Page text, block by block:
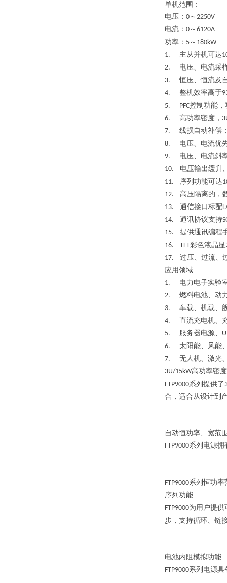
单机范围：
电压： 0 ～ 2250V
电流： 0 ～ 6120A
功率： 5 ～ 180kW
1. 主从并机可达
2. 电压、电流采
3.恒压、恒流及
4. 整机效率高于
5. PFC控制功能，
6. 高功率密度，
7. 线损自动补偿
8. 电压、电流优
9. 电压、电流斜
10. 电压输出缓升
11. 序列功能可达
12. 高压隔离的，
13. 通信接口标配
14. 通讯协议支持
15. 提供通讯编程
16. TFT彩色液晶
17. 过压、过流、
应用领域
1. 电力电子实验
2. 燃料电池、动
3. 车载、机载、
4. 直流充电机、
5. 服务器电源、
6. 太阳能、风能
7. 无人机、激光
3U/15kW高功率密度
FTP9000系列提供了
合，适合从设计到
自动恒功率、宽范
FTP9000系列电源拥
FTP9000系列恒功率
序列功能
FTP9000为用户提供
步，支持循环、链
电池内阻模拟功能
FTP9000系列电源具